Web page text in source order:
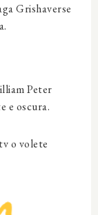
Grishaverse
Peter
e oscura.
o volete